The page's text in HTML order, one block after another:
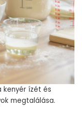
kenyér ízét és
megtalálása.